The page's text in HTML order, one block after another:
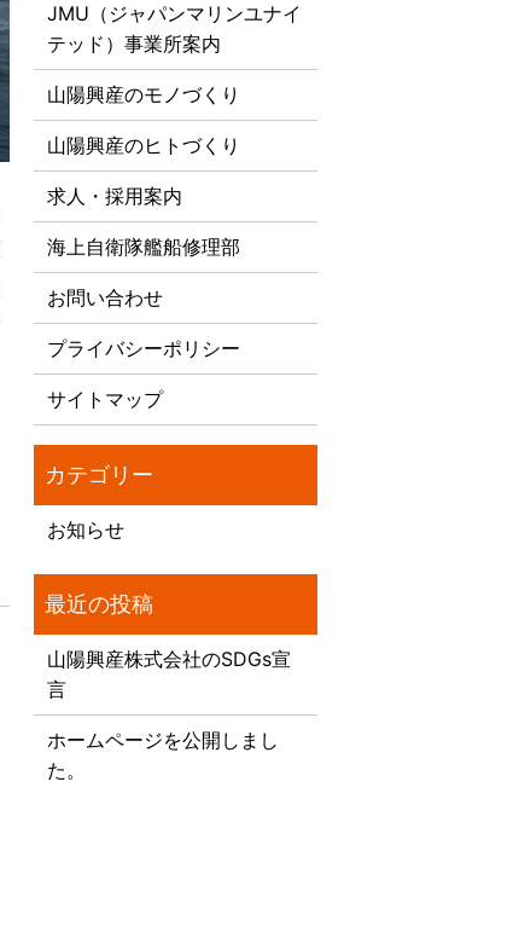
JMU（ジャパンマリンユナイ
テッド）事業所案内
山陽興産のモノづくり
山陽興産のヒトづくり
求人・採用案内
海上自衛隊艦船修理部
お問い合わせ
プライバシーポリシー
サイトマップ
お知らせ
山陽興産株式会社のSDGs宣
言
ホームページを公開しまし
た。